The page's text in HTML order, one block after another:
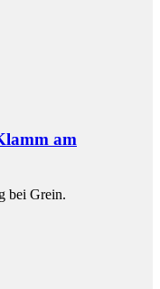
am
bei Grein.